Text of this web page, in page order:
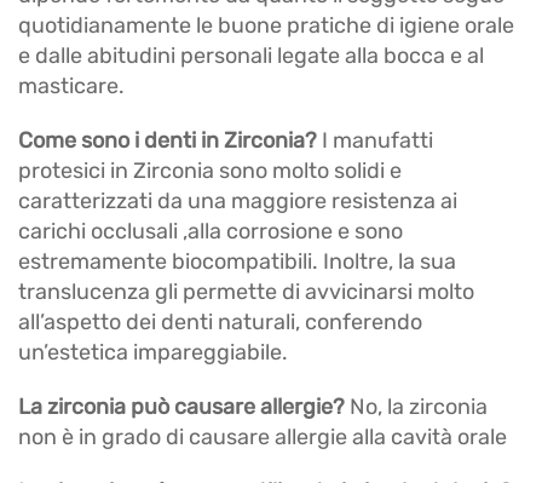
quotidianamente le buone pratiche di igiene orale
e dalle abitudini personali legate alla bocca e al
masticare.
Come sono i denti in Zirconia? I manufatti
protesici in Zirconia sono molto solidi e
caratterizzati da una maggiore resistenza ai
carichi occlusali ,alla corrosione e sono
estremamente biocompatibili. Inoltre, la sua
translucenza gli permette di avvicinarsi molto
all’aspetto dei denti naturali, conferendo
un’estetica impareggiabile.
La zirconia può causare allergie? No, la zirconia
non è in grado di causare allergie alla cavità orale